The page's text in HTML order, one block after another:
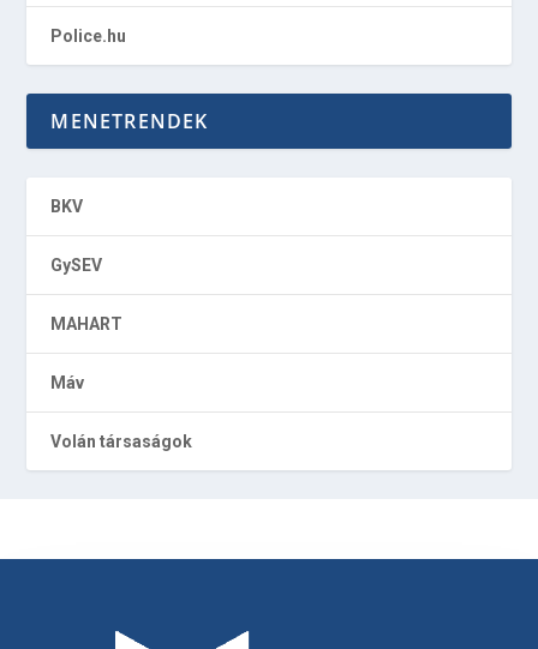
Police.hu
MENETRENDEK
BKV
GySEV
MAHART
Máv
Volán társaságok